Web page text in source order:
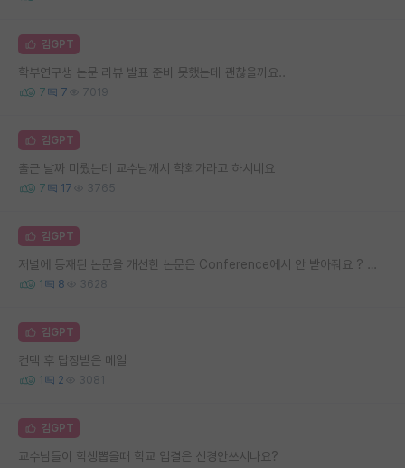
김GPT
학부연구생 논문 리뷰 발표 준비 못했는데 괜찮을까요..
7 7 7019
김GPT
출근 날짜 미뤘는데 교수님깨서 학회가라고 하시네요
7 17 3765
김GPT
저널에 등재된 논문을 개선한 논문은 Conference에서 안 받아줘요 ? 진짜로 .. ??
1 8 3628
김GPT
컨택 후 답장받은 메일
1 2 3081
김GPT
교수님들이 학생뽑을때 학교 입결은 신경안쓰시나요?